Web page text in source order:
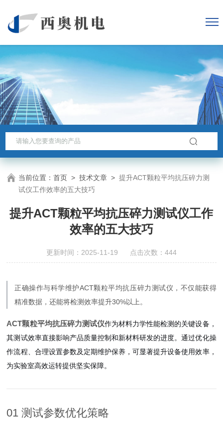
当前位置：首页 >技术文章 >提升ACT颗粒平均抗压碎力测
试仪工作效率的五大技巧
提升ACT颗粒平均抗压碎力测试仪工作
效率的五大技巧
更新时间：2025-11-19 点击次数：444
正确操作与科学维护ACT颗粒平均抗压碎力测试仪，不仅能获得
精准数据，还能将检测效率提升30%以上。
ACT颗粒平均抗压碎力测试仪作为材料力学性能检测的关键设备，
其测试效率直接影响产品质量控制和新材料研发的进度。通过优化操
作流程、合理设置参数及定期维护保养，可显著提升设备使用效率，
为实验室高效运转提供坚实保障。
01 测试参数优化策略